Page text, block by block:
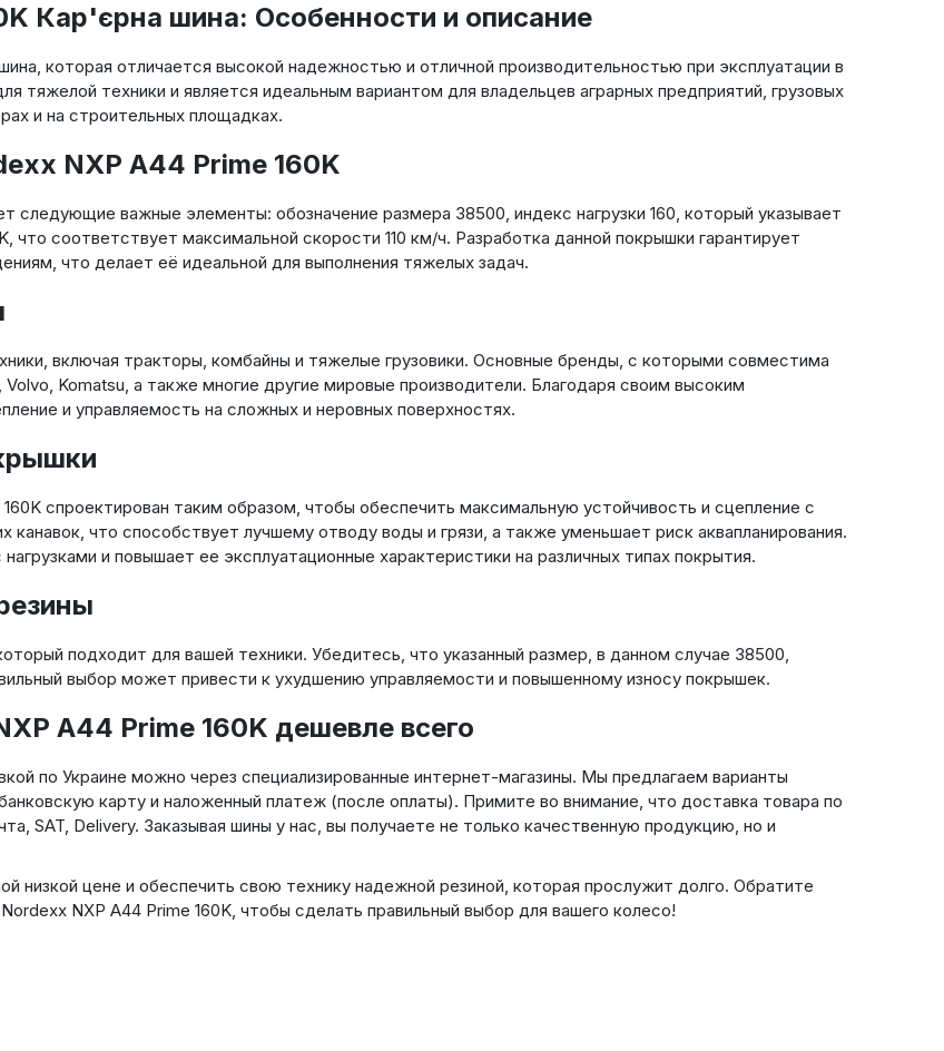
Кар'єрна шина: Особенности и описание
которая отличается высокой надежностью и отличной производительностью при эксплуатации в
тяжелой техники и является идеальным вариантом для владельцев аграрных предприятий, грузовых
и на строительных площадках.
NXP A44 Prime 160K
следующие важные элементы: обозначение размера 38500, индекс нагрузки 160, который указывает
что соответствует максимальной скорости 110 км/ч. Разработка данной покрышки гарантирует
что делает её идеальной для выполнения тяжелых задач.
включая тракторы, комбайны и тяжелые грузовики. Основные бренды, с которыми совместима
Komatsu, а также многие другие мировые производители. Благодаря своим высоким
и управляемость на сложных и неровных поверхностях.
спроектирован таким образом, чтобы обеспечить максимальную устойчивость и сцепление с
что способствует лучшему отводу воды и грязи, а также уменьшает риск аквапланирования.
и повышает ее эксплуатационные характеристики на различных типах покрытия.
подходит для вашей техники. Убедитесь, что указанный размер, в данном случае 38500,
выбор может привести к ухудшению управляемости и повышенному износу покрышек.
A44 Prime 160K дешевле всего
по Украине можно через специализированные интернет-магазины. Мы предлагаем варианты
карту и наложенный платеж (после оплаты). Примите во внимание, что доставка товара по
SAT, Delivery. Заказывая шины у нас, вы получаете не только качественную продукцию, но и
низкой цене и обеспечить свою технику надежной резиной, которая прослужит долго. Обратите
NXP A44 Prime 160K, чтобы сделать правильный выбор для вашего колесо!